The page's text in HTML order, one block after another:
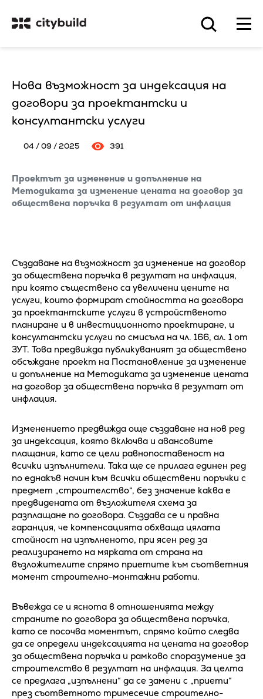
Нова възможност за индексация на
договори за проектантски и
консултантски услуги
04 / 09 / 2025 391
Проектът за изменение и допълнение на
Методиката за изменение цената на договор за
обществена поръчка в резултат от инфлация
Създаване на възможност за изменение на договор
за обществена поръчка в резултат на инфлация,
при която съществено са увеличени цените на
услуги, които формират стойността на договора
за проектантските услуги в устройственото
планиране и в инвестиционното проектиране, и
консултантски услуги по смисъла на чл. 166, ал. 1 от
ЗУТ. Това предвижда публикуваният за обществено
обсъждане проект на Постановление за изменение
и допълнение на Методиката за изменение цената
на договор за обществена поръчка в резултат от
инфлация.
Изменението предвижда още създаване на нов ред
за индексация, която включва и авансовите
плащания, като се цели равнопоставеност на
всички изпълнители. Така ще се прилага единен ред
по еднакъв начин към всички обществени поръчки с
предмет „строителство“, без значение каква е
предвидената от възложителя схема за
разплащане по договора. Създава се и правна
гаранция, че компенсацията обхваща цялата
стойност на изпълненото, при ясен ред за
реализирането на мярката от страна на
възложителите спрямо приетите към съответния
момент строително-монтажни работи.
Въвежда се и яснота в отношенията между
страните по договора за обществена поръчка,
като се посочва моментът, спрямо който следва
да се определи индексацията на цената на договор
за обществена поръчка и рамково споразумение за
строителство в резултат на инфлация. За целта
се предлага „изпълнени“ да се замени с „приети“
през съответното тримесечие строително-